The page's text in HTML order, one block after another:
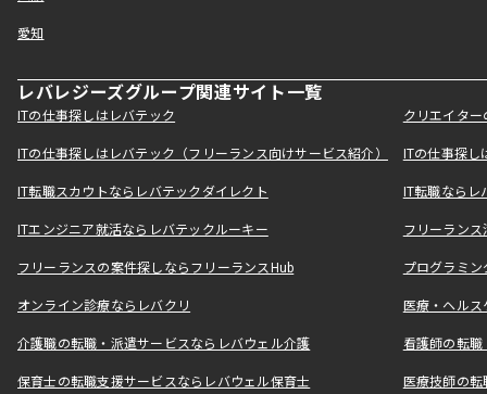
愛知
レバレジーズグループ関連サイト一覧
ITの仕事探しはレバテック クリエイタ
ITの仕事探しはレバテック（フリーランス向けサービス紹介） ITの仕事探
IT転職スカウトならレバテックダイレクト IT転職なら
ITエンジニア就活ならレバテックルーキー フリーラン
フリーランスの案件探しならフリーランスHub プログラミ
オンライン診療ならレバクリ 医療・ヘル
介護職の転職・派遣サービスならレバウェル介護 看護師の転
保育士の転職支援サービスならレバウェル保育士 医療技師の